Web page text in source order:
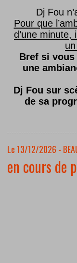
Dj Fou
Pour que
d’une
Bref si vous
une
Dj Fou sur
de sa
Le 13/12/2026 -
en cours de